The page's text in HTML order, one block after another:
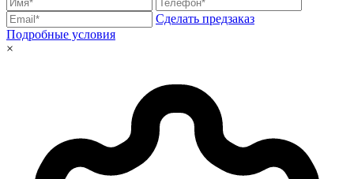
Сделать предзаказ
Подробные условия
×